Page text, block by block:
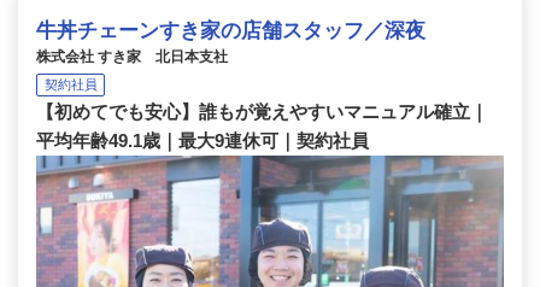
牛丼チェーンすき家の店舗スタッフ／深夜
株式会社 すき家 北日本支社
契約社員
【初めてでも安心】誰もが覚えやすいマニュアル確立｜
平均年齢49.1歳｜最大9連休可｜契約社員